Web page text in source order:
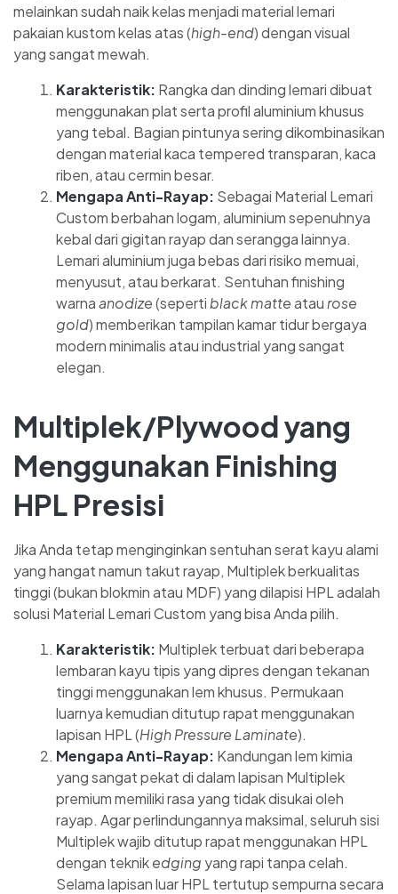
melainkan sudah naik kelas menjadi material lemari
pakaian kustom kelas atas (high-end) dengan visual
yang sangat mewah.
Karakteristik: Rangka dan dinding lemari dibuat
menggunakan plat serta profil aluminium khusus
yang tebal. Bagian pintunya sering dikombinasikan
dengan material kaca tempered transparan, kaca
riben, atau cermin besar.
Mengapa Anti-Rayap: Sebagai Material Lemari
Custom berbahan logam, aluminium sepenuhnya
kebal dari gigitan rayap dan serangga lainnya.
Lemari aluminium juga bebas dari risiko memuai,
menyusut, atau berkarat. Sentuhan finishing
warnaanodize(sepertiblack matteataurose
gold) memberikan tampilan kamar tidur bergaya
modern minimalis atau industrial yang sangat
elegan.
Multiplek/Plywood yang
Menggunakan Finishing
HPL Presisi
Jika Anda tetap menginginkan sentuhan serat kayu alami
yang hangat namun takut rayap, Multiplek berkualitas
tinggi (bukan blokmin atau MDF) yang dilapisi HPL adalah
solusi Material Lemari Custom yang bisa Anda pilih.
Karakteristik: Multiplek terbuat dari beberapa
lembaran kayu tipis yang dipres dengan tekanan
tinggi menggunakan lem khusus. Permukaan
luarnya kemudian ditutup rapat menggunakan
lapisan HPL (High Pressure Laminate).
Mengapa Anti-Rayap: Kandungan lem kimia
yang sangat pekat di dalam lapisan Multiplek
premium memiliki rasa yang tidak disukai oleh
rayap. Agar perlindungannya maksimal, seluruh sisi
Multiplek wajib ditutup rapat menggunakan HPL
dengan teknikedging yang rapi tanpa celah.
Selama lapisan luar HPL tertutup sempurna secara